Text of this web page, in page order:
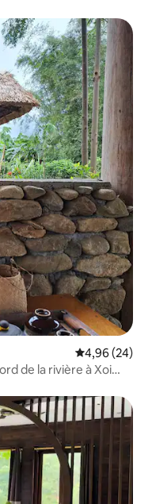
appréciés
Évaluation
4,96 (24)
de la rivière à Xoi